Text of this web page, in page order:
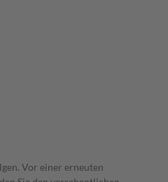
Vor einer erneuten